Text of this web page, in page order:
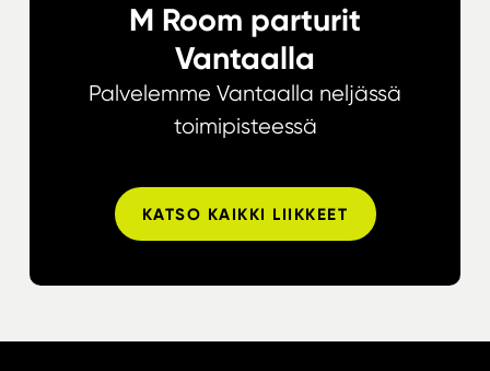
M Room parturit
Vantaalla
Palvelemme Vantaalla neljässä
toimipisteessä
KATSO KAIKKI LIIKKEET